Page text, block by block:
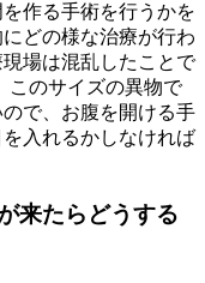
作る手術を行うかを
どの様な治療が行わ
場は混乱したことで
このサイズの異物で
で、お腹を開ける手
入れるかしなければ
来たらどうする